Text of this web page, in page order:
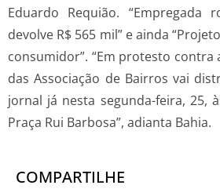
Eduardo Requião.
devolve R$ 565 mil” e ainda
consumidor”. “Em protesto contra
das Associação de Bairros vai
jornal já nesta segunda-feira, 25,
Praça Rui Barbosa”, adianta Bahia.
COMPARTILHE